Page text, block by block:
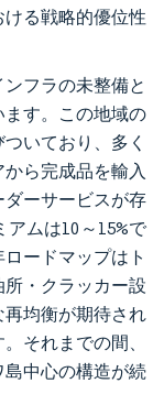
る戦略的優位性
フラの未整備と
す。この地域の
いており、多く
ら完成品を輸入
ーサービスが存
ムは10～15%で
ードマップはト
・クラッカー設
均衡が期待され
それまでの間、
中心の構造が続